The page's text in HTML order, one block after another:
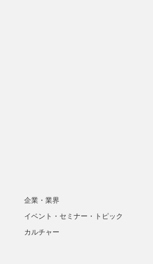
企業・業界
イベント・セミナー・トピック
カルチャー